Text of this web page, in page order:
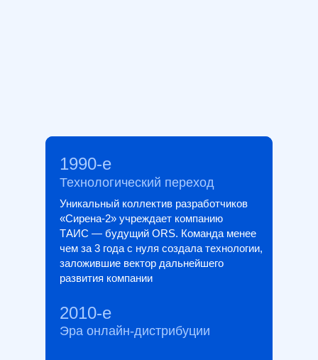
Уникальный коллектив разработчиков
«Сирена-2» учреждает компанию
ТАИС — будущий ORS. Команда менее
чем за 3 года с нуля создала технологии,
заложившие вектор дальнейшего
развития компании
Эра онлайн-дистрибуции
2010-е
Технологический переход
1990-е